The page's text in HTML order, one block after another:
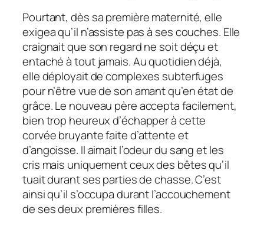
Pourtant, dès sa première maternité, elle
exigea qu’il n’assiste pas à ses couches. Elle
craignait que son regard ne soit déçu et
entaché à tout jamais. Au quotidien déjà,
elle déployait de complexes subterfuges
pour n’être vue de son amant qu’en état de
grâce. Le nouveau père accepta facilement,
bien trop heureux d’échapper à cette
corvée bruyante faite d’attente et
d’angoisse. Il aimait l’odeur du sang et les
cris mais uniquement ceux des bêtes qu’il
tuait durant ses parties de chasse. C’est
ainsi qu’il s’occupa durant l’accouchement
de ses deux premières filles.